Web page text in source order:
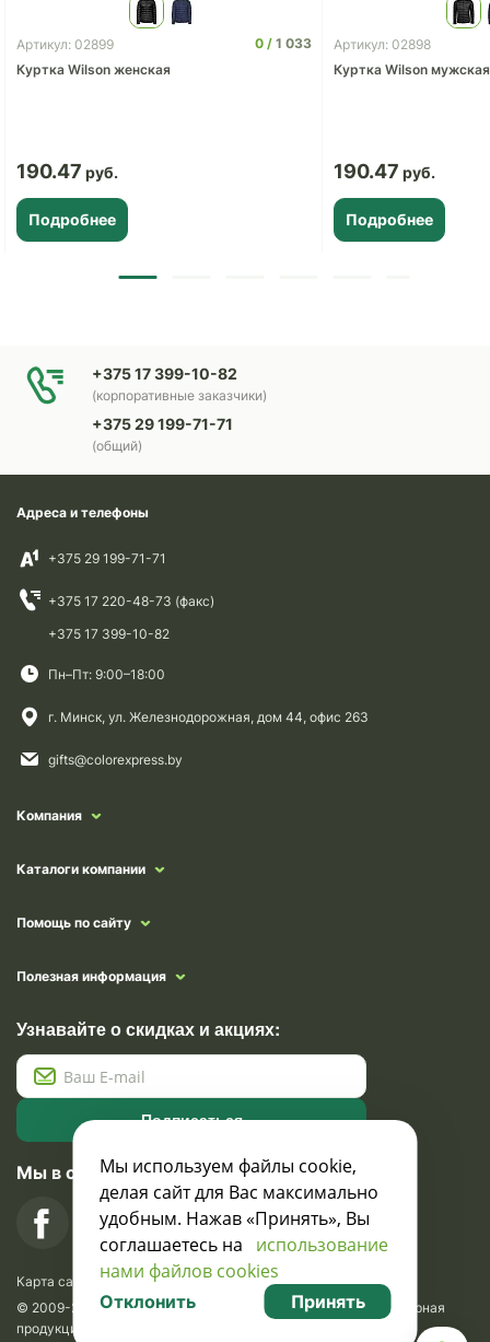
Артикул: 02899 0
1 033
Куртка Wilson женская
190.47
Подробнее
Артикул: 02898
Куртка Wilson мужская
190.47
Подробнее
+375 17 399-10-82
(корпоративные заказчики)
+375 29 199-71-71
(общий)
Адреса и телефоны
+375 29 199-71-71
+375 17 220-48-73 (факс)
+375 17 399-10-82
Пн–Пт: 9:00–18:00
г. Минск, ул. Железнодорожная, дом 44, офис 263
gifts@colorexpress.by
Компания
Каталоги компании
Помощь по сайту
Полезная информация
Узнавайте о скидках и акциях:
Подписаться
Мы в социальных сетях
Карта сайта
© 2009-2026 Krasavik.by. Сувениры оптом. Рекламно-сувенирная
продукция и сувениры с логотипом. УНН 100873745, ООО
Мы используем файлы cookie,
делая сайт для Вас максимально
удобным. Нажав «Принять», Вы
соглашаетесь на использование
нами файлов cookies
Отклонить Принять